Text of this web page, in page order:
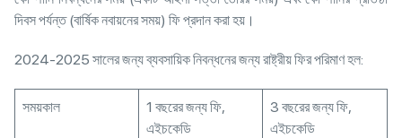
দিবস পর্যন্ত (বার্ষিক নবায়নের সময়) ফি প্রদান করা হয়।
2024-2025 সালের জন্য ব্যবসায়িক নিবন্ধনের জন্য রাষ্ট্রীয় ফির পরিমাণ হল:
সময়কাল
1 বছরের জন্য ফি,
এইচকেডি
3 বছরের জন্য ফি,
এইচকেডি